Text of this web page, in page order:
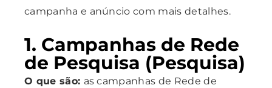
campanha e anúncio com mais detalhes.
1. Campanhas de Rede
de Pesquisa (Pesquisa)
O que são: as campanhas de Rede de